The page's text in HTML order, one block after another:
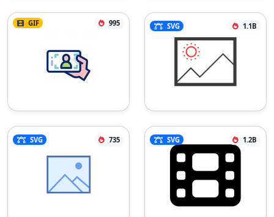
GIF 995 SVG 1.1B
SVG 735 SVG 1.2B